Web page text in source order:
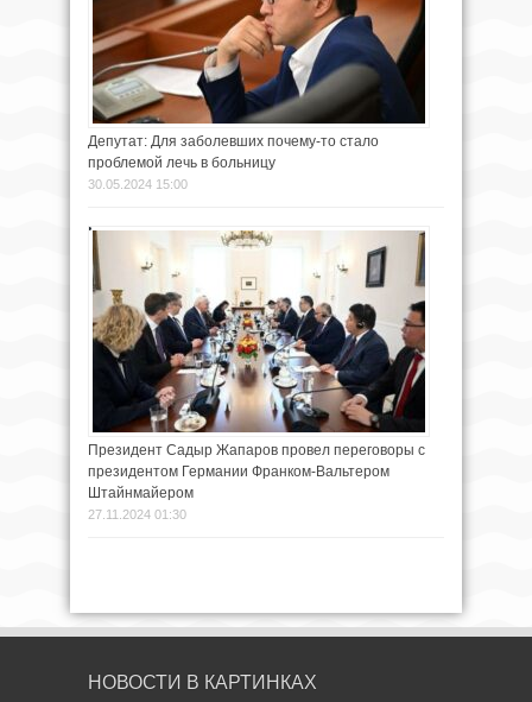
Депутат: Для заболевших почему-то стало
проблемой лечь в больницу
30.05.2024 15:00
Президент Садыр Жапаров провел переговоры с
президентом Германии Франком-Вальтером
Штайнмайером
27.11.2024 01:30
НОВОСТИ В КАРТИНКАХ